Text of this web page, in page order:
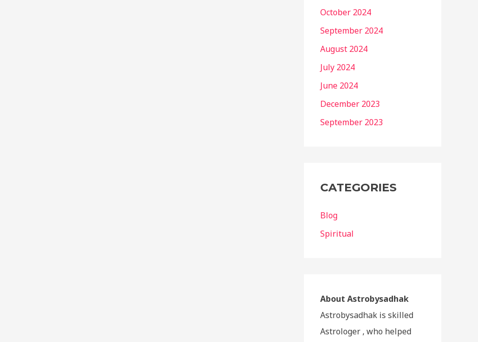
October 2024
September 2024
August 2024
July 2024
June 2024
December 2023
September 2023
CATEGORIES
Blog
Spiritual
About Astrobysadhak
Astrobysadhak is skilled
Astrologer , who helped